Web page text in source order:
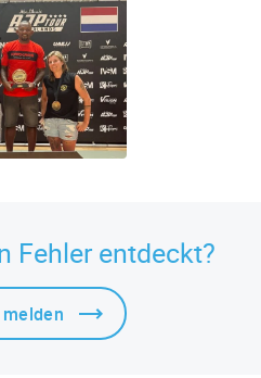
Fehler entdeckt?